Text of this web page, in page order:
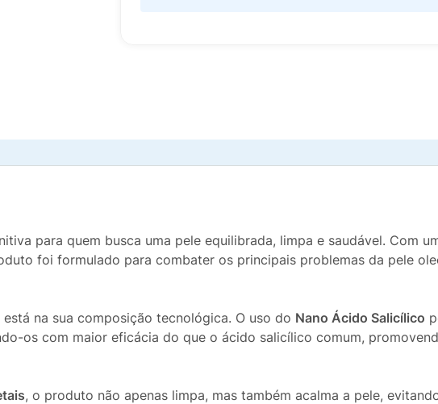
para quem busca uma pele equilibrada, limpa e saudável. Com
foi formulado para combater os principais problemas da pele
na sua composição tecnológica. O uso do Nano Ácido Salicílico
os com maior eficácia do que o ácido salicílico comum,
, o produto não apenas limpa, mas também acalma a pele,